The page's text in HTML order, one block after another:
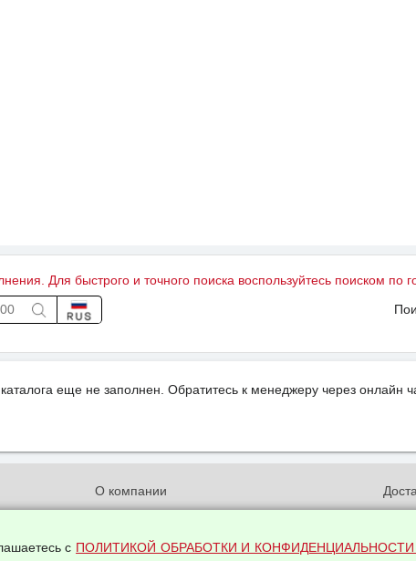
Для быстрого и точного поиска воспользуйтесь поиском по
еще не заполнен. Обратитесь к менеджеру через онлайн
О компании
с ПОЛИТИКОЙ ОБРАБОТКИ И